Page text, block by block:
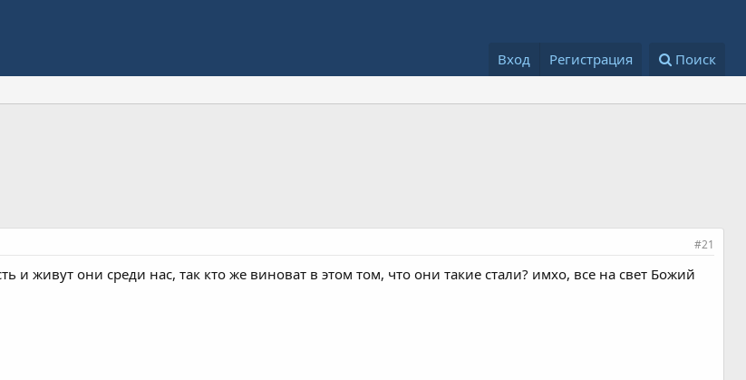
Вход Регистрация Поиск
#21
и живут они среди нас, так кто же виноват в этом том, что они такие стали? имхо, все на свет Божий